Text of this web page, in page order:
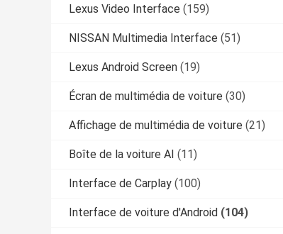
Lexus Video Interface (159)
NISSAN Multimedia Interface (51)
Lexus Android Screen (19)
Écran de multimédia de voiture (30)
Affichage de multimédia de voiture (21)
Boîte de la voiture AI (11)
Interface de Carplay (100)
Interface de voiture d'Android (104)